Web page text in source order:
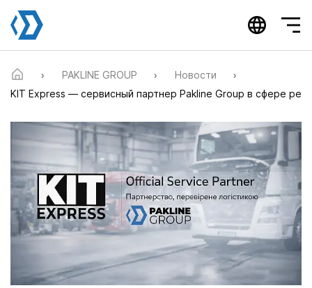
П
о
а
н
и
ч
н
PAKLINE GROUPPAKLINE GROUP
Новости
KIT Express — сервисный партнер Pakline Group в сфере